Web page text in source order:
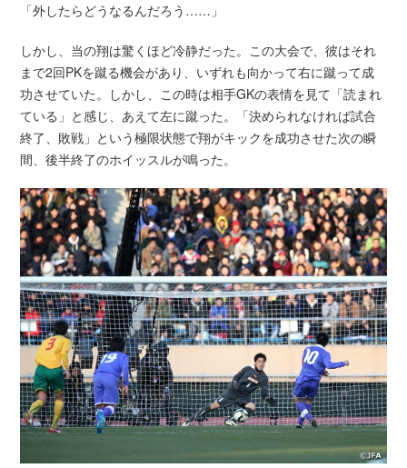
「外したらどうなるんだろう……」
しかし、当の翔は驚くほど冷静だった。この大会で、彼はそれ
まで2回PKを蹴る機会があり、いずれも向かって右に蹴って成
功させていた。しかし、この時は相手GKの表情を見て「読まれ
ている」と感じ、あえて左に蹴った。「決められなければ試合
終了、敗戦」という極限状態で翔がキックを成功させた次の瞬
間、後半終了のホイッスルが鳴った。